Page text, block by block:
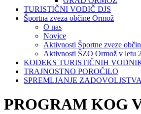
TURISTIČNI VODIČ DJS
Športna zveza občine Ormož
O nas
Novice
Aktivnosti Športne zveze
Aktivnosti ŠZO Ormož v letu
KODEKS TURISTIČNIH
TRAJNOSTNO POROČILO
SPREMLJANJE
PROGRAM KOG